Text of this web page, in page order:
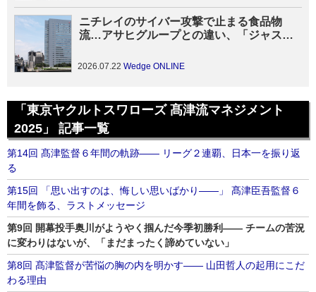
ニチレイのサイバー攻撃で止まる食品物
流…アサヒグループとの違い、「ジャスト
案から見えること
2026.07.22 Wedge ONLINE
「東京ヤクルトスワローズ 髙津流マネジメント
2025」 記事一覧
第14回 髙津監督６年間の軌跡―― リーグ２連覇、日本一を振り返
る
第15回 「思い出すのは、悔しい思いばかり――」 髙津臣吾監督６
年間を飾る、ラストメッセージ
第9回 開幕投手奥川がようやく掴んだ今季初勝利―― チームの苦況
に変わりはないが、「まだまったく諦めていない」
第8回 髙津監督が苦悩の胸の内を明かす―― 山田哲人の起用にこだ
わる理由